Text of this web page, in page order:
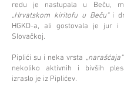
redu je nastupala u Beču,
„Hrvatskom kiritofu u Beču“i
HGKD-a, ali gostovala je jur i
Slovačkoj.
Piplići su i neka vrsta „narašćaja“
nekoliko aktivnih i bivših
izraslo je iz Piplićev.